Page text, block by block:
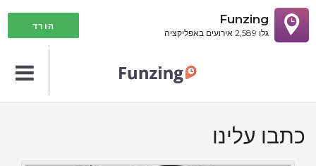
Funzing
גלו 2,589 אירועים באפליקציה
הורד
כתבו עלינו